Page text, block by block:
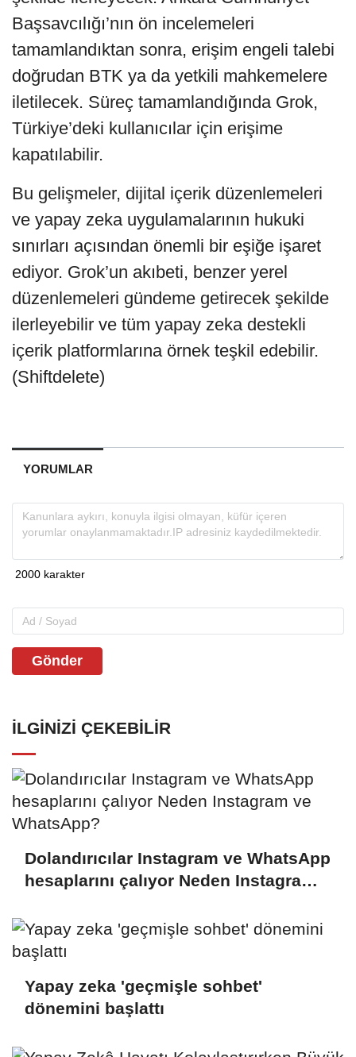
Başsavcılığı’nın ön incelemeleri
tamamlandıktan sonra, erişim engeli talebi
doğrudan BTK ya da yetkili mahkemelere
iletilecek. Süreç tamamlandığında Grok,
Türkiye’deki kullanıcılar için erişime
kapatılabilir.
Bu gelişmeler, dijital içerik düzenlemeleri
ve yapay zeka uygulamalarının hukuki
sınırları açısından önemli bir eşiğe işaret
ediyor. Grok’un akıbeti, benzer yerel
düzenlemeleri gündeme getirecek şekilde
ilerleyebilir ve tüm yapay zeka destekli
içerik platformlarına örnek teşkil edebilir.
(Shiftdelete)
YORUMLAR
Gönder
İLGINIZI ÇEKEBILIR
Dolandırıcılar Instagram ve WhatsApp
hesaplarını çalıyor Neden Instagram
Yapay zeka 'geçmişle sohbet'
dönemini başlattı